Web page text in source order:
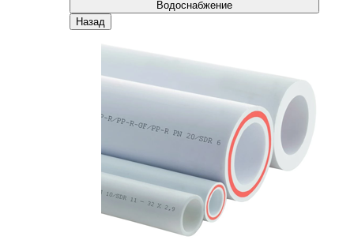
Водоснабжение
Назад